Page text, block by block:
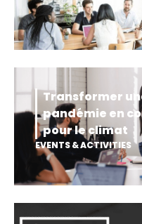
Transformer
pandémie en
pour le climat
EVENTS & ACTIVITIES